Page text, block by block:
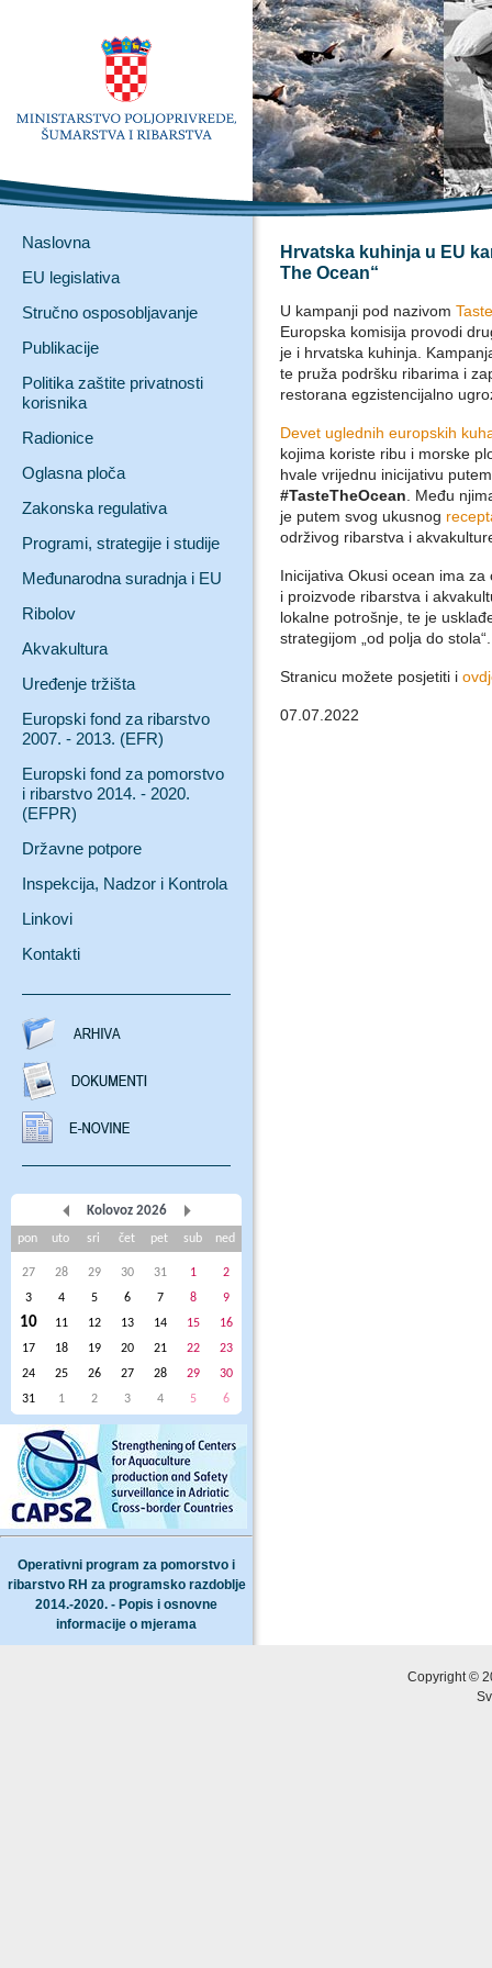
Naslovna
EU legislativa
Stručno osposobljavanje
Publikacije
Politika zaštite privatnosti
korisnika
Radionice
Oglasna ploča
Zakonska regulativa
Programi, strategije i studije
Međunarodna suradnja i EU
Ribolov
Akvakultura
Uređenje tržišta
Europski fond za ribarstvo
2007. - 2013. (EFR)
Europski fond za pomorstvo
i ribarstvo 2014. - 2020.
(EFPR)
Državne potpore
Inspekcija, Nadzor i Kontrola
Linkovi
Kontakti
Kolovoz 2026
pon uto sri čet pet sub ned
27 28 29 30 31 1
2
3
4 5 6 7 8 9
10 11 12 13 14 15
16
17
18 19 20 21 22
23
24
25 26 27 28 29
30
31
1 2 3 4 5 6
Operativni program za pomorstvo i
ribarstvo RH za programsko razdoblje
2014.-2020. - Popis i osnovne
informacije o mjerama
Hrvatska kuhinja u EU
The Ocean“
U kampanji pod nazivom
Europska komisija provodi
je i hrvatska kuhinja.
te pruža podršku ribarima i
restorana egzistencijalno
Devet uglednih europskih
kojima koriste ribu i morske
hvale vrijednu inicijativu
#TasteTheOcean . Među
je putem svog ukusnog
održivog ribarstva i
Inicijativa Okusi ocean ima
i proizvode ribarstva i
lokalne potrošnje, te je
strategijom „od polja do stola“.
Stranicu možete posjetiti i
07.07.2022
Copyright ©